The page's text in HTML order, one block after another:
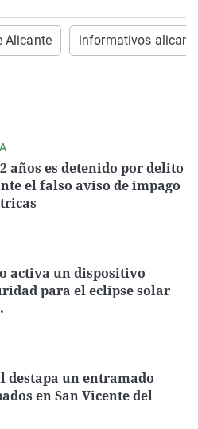
Alicante informativos
años es detenido por delito
el falso aviso de impago
activa un dispositivo
para el eclipse solar
destapa un entramado
en San Vicente del